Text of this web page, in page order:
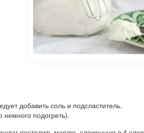
добавить соль и подсластитель.
подогреть).